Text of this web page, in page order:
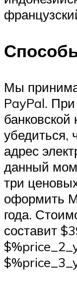
Мы
PayPal.
убедиться,
адрес
данный
три
оформить
года.
составит